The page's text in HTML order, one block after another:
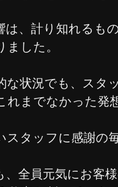
は、計り知れるも
した。
な状況でも、スタ
れまでなかった発
スタッフに感謝の
、全員元気にお客